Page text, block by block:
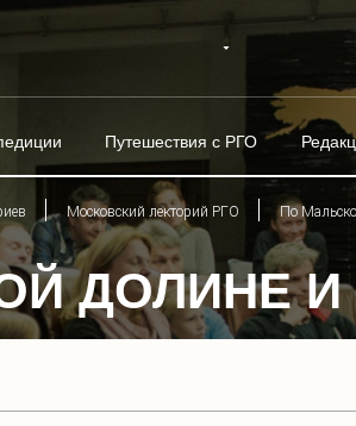
Путешествия с РГО
Московский лекторий РГО По
ДОЛИНЕ